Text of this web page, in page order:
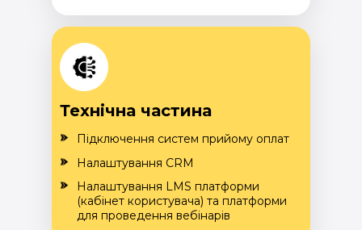
Технічна частина
Підключення систем прийому оплат
Налаштування LMS платформи
(кабінет користувача) та платформи
для проведення вебінарів
Налаштування CRM